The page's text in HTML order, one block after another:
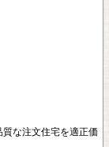
質な注文住宅を適正価